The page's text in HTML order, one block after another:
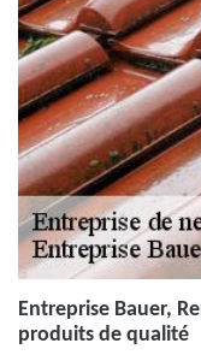
Entreprise Bauer,
produits de qualité